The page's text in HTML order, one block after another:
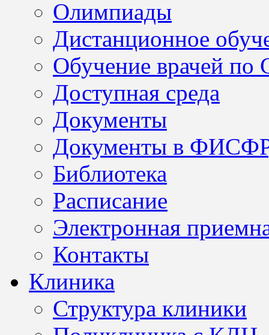
Олимпиады
Дистанционное
Обучение врачей по
Доступная среда
Документы
Документы в
Библиотека
Расписание
Электронная
Контакты
Клиника
Структура клиники